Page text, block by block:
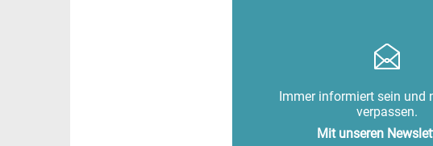
Immer informiert sein und
verpassen.
Mit unseren